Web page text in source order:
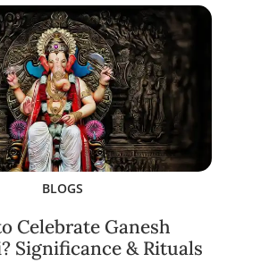
BLOGS
Celebrate Ganesh
Significance & Rituals